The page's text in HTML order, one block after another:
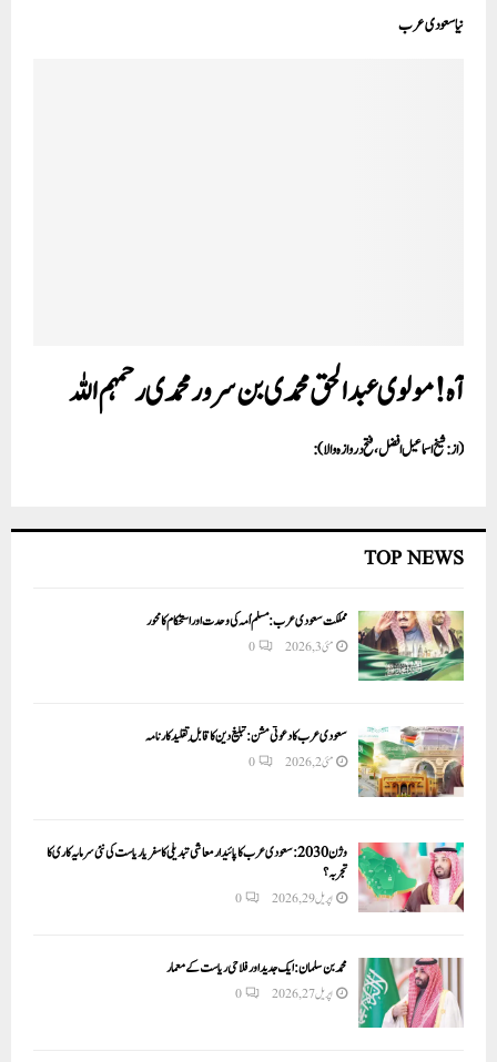
نیا سعودی عرب
آہ! مولوی عبد الحق محمدی بن سرور محمدی رحمہم اللہ
(از: شیخ اسماعیل افضل ،فتح دروازہ والا):
TOP NEWS
مملکت سعودی عرب: مسلم اُمہ کی وحدت اور استحکام کا محور
مئی 3, 2026 0
سعودی عرب کا دعوتی مشن: تبلیغ دین کا قابلِ تقلید کارنامہ
مئی 2, 2026 0
وژن 2030:سعودی عرب کا پائیدار معاشی تبدیلی کا سفر یا ریاست کی نئی سرمایہ کاری کا
تجربہ؟
اپریل 29, 2026 0
محمد بن سلمان: ایک جدید اور فلاحی ریاست کے معمار
اپریل 27, 2026 0